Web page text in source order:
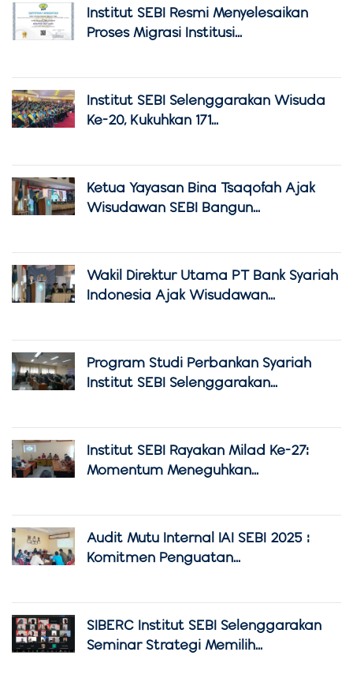
Institut SEBI Resmi Menyelesaikan
Proses Migrasi Institusi...
Institut SEBI Selenggarakan Wisuda
Ke-20, Kukuhkan 171...
Ketua Yayasan Bina Tsaqofah Ajak
Wisudawan SEBI Bangun...
Wakil Direktur Utama PT Bank Syariah
Indonesia Ajak Wisudawan...
Program Studi Perbankan Syariah
Institut SEBI Selenggarakan...
Institut SEBI Rayakan Milad Ke-27:
Momentum Meneguhkan...
Audit Mutu Internal IAI SEBI 2025 :
Komitmen Penguatan...
SIBERC Institut SEBI Selenggarakan
Seminar Strategi Memilih...